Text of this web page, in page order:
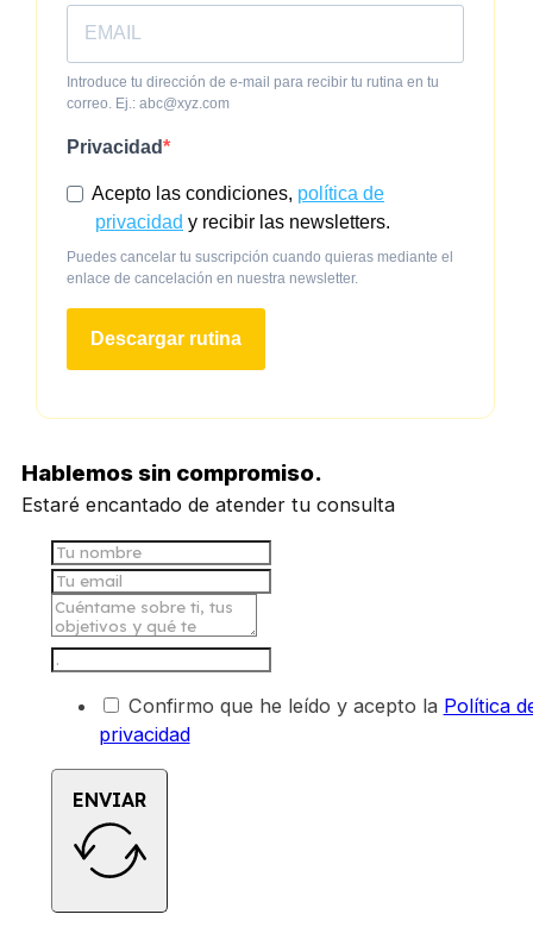
Introduce tu dirección de e-mail para recibir tu rutina en tu
correo. Ej.: abc@xyz.com
Privacidad
Acepto las condiciones, política de
privacidad y recibir las newsletters.
Puedes cancelar tu suscripción cuando quieras mediante el
enlace de cancelación en nuestra newsletter.
Descargar rutina
Hablemos sin compromiso.
Estaré encantado de atender tu consulta
Confirmo que he leído y acepto la Política
privacidad
ENVIAR